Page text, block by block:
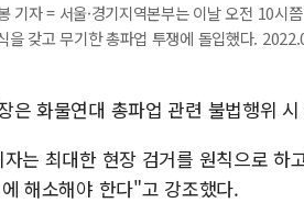
기자 = 서울·경기지역본부는 이날 오전 10시
을 갖고 무기한 총파업 투쟁에 돌입했다.
은 화물연대 총파업 관련 불법행위
는 최대한 현장 검거를 원칙으로 하
해소해야 한다"고 강조했다.